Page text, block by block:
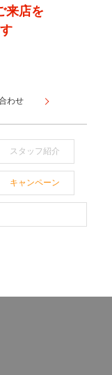
来店を
わせ
スタッフ紹介
キャンペーン